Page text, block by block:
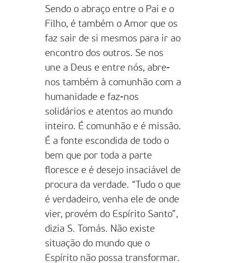
Sendo o abraço entre o Pai e o
Filho, é também o Amor que os
faz sair de si mesmos para ir ao
encontro dos outros. Se nos
une a Deus e entre nós, abre-
nos também à comunhão com a
humanidade e faz-nos
solidários e atentos ao mundo
inteiro. É comunhão e é missão.
É a fonte escondida de todo o
bem que por toda a parte
floresce e é desejo insaciável de
procura da verdade. “Tudo o que
é verdadeiro, venha ele de onde
vier, provém do Espírito Santo”,
dizia S. Tomás. Não existe
situação do mundo que o
Espírito não possa transformar.